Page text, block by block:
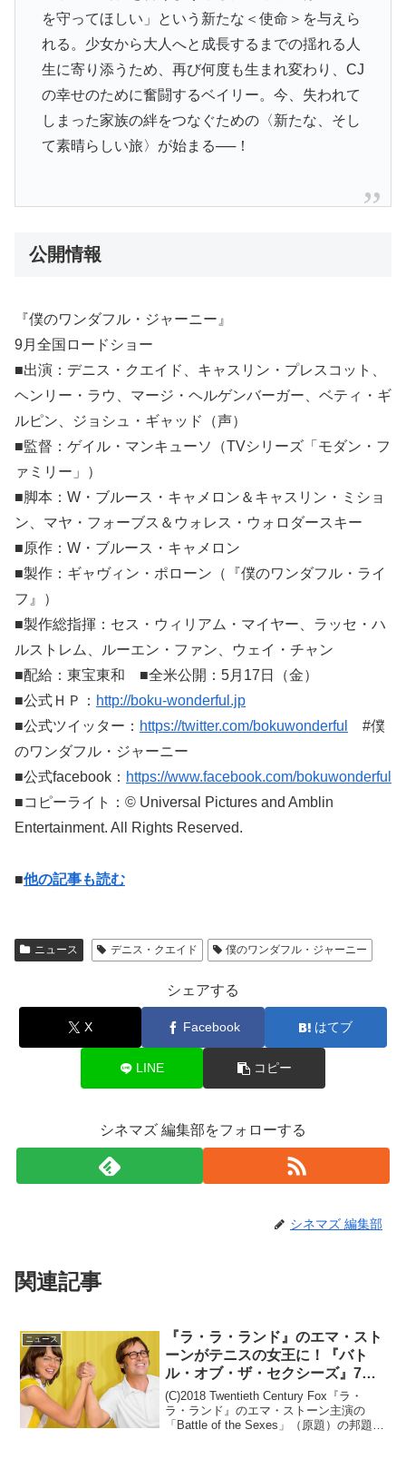
を守ってほしい」という新たな＜使命＞を与えら
れる。少女から大人へと成長するまでの揺れる人
生に寄り添うため、再び何度も生まれ変わり、CJ
の幸せのために奮闘するベイリー。今、失われて
しまった家族の絆をつなぐための〈新たな、そし
て素晴らしい旅〉が始まる──！
公開情報
『僕のワンダフル・ジャーニー』
9月全国ロードショー
■出演：デニス・クエイド、キャスリン・プレスコット、
ヘンリー・ラウ、マージ・ヘルゲンバーガー、ベティ・ギ
ルピン、ジョシュ・ギャッド（声）
■監督：ゲイル・マンキューソ（TVシリーズ「モダン・フ
ァミリー」）
■脚本：W・ブルース・キャメロン＆キャスリン・ミショ
ン、マヤ・フォーブス＆ウォレス・ウォロダースキー
■原作：W・ブルース・キャメロン
■製作：ギャヴィン・ポローン（『僕のワンダフル・ライ
フ』）
■製作総指揮：セス・ウィリアム・マイヤー、ラッセ・ハ
ルストレム、ルーエン・ファン、ウェイ・チャン
■配給：東宝東和 ■全米公開：5月17日（金）
■公式ＨＰ： http://boku-wonderful.jp
■公式ツイッター： https://twitter.com/bokuwonderful
#僕
のワンダフル・ジャーニー
■公式facebook： https://www.facebook.com/bokuwonderful
■コピーライト：© Universal Pictures and Amblin
Entertainment. All Rights Reserved.
■他の記事も読む
ニュース デニス・クエイド 僕のワンダフル・ジャーニー
シェアする
X Facebook はてブ
LINE コピー
シネマズ 編集部をフォローする
シネマズ 編集部
関連記事
ニュース
『ラ・ラ・ランド』のエマ・スト
ーンがテニスの女王に！『バト
ル・オブ・ザ・セクシーズ』7月
公開！
(C)2018 Twentieth Century Fox『ラ・
ラ・ランド』のエマ・ストーン主演の
「Battle of the Sexes」（原題）の邦題